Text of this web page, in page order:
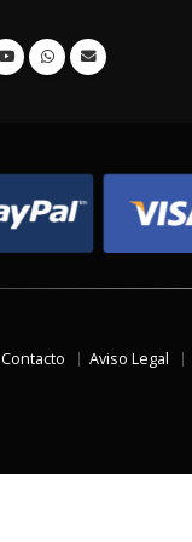
Contacto Aviso Legal